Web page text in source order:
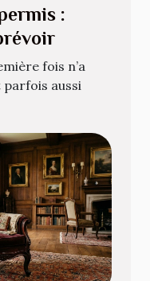
:
fois n’a
parfois aussi